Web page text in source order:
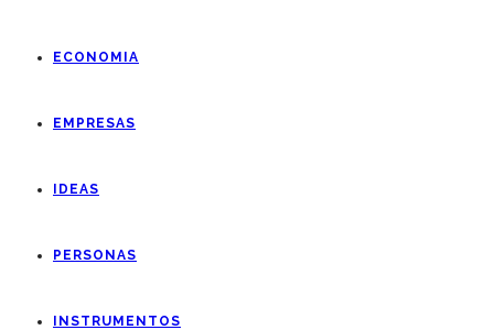
ECONOMIA
EMPRESAS
IDEAS
PERSONAS
INSTRUMENTOS